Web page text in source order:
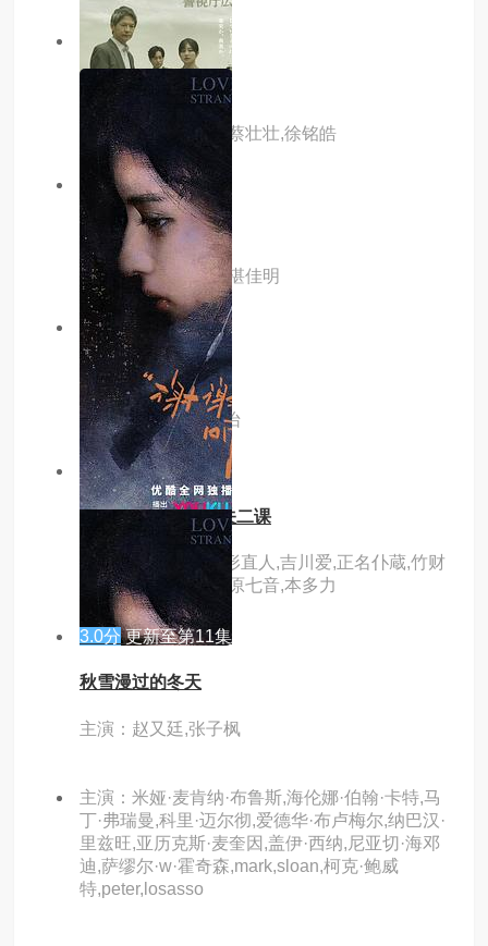
6.0分 更新至04集
中国奇谭2
主演：路扬,董汶亮,蔡壮壮,徐铭皓
9.0分 更新至10集
寻雪迷踪
主演：姜超,史元庭,湛佳明
5.0分 更新至16集
墨刃藏娇
主演：黄俊捷,吴佳怡
6.0分 更新至第01集
东京p.d. 警视厅公关二课
主演：福士苍汰,绪形直人,吉川爱,正名仆蔵,竹财
辉之助,太田莉菜,谷原七音,本多力
3.0分 更新至第11集
秋雪漫过的冬天
主演：赵又廷,张子枫
主演：米娅·麦肯纳·布鲁斯,海伦娜·伯翰·卡特,马
丁·弗瑞曼,科里·迈尔彻,爱德华·布卢梅尔,纳巴汉·
里兹旺,亚历克斯·麦奎因,盖伊·西纳,尼亚切·海邓
迪,萨缪尔·w·霍奇森,mark,sloan,柯克·鲍威
特,peter,losasso